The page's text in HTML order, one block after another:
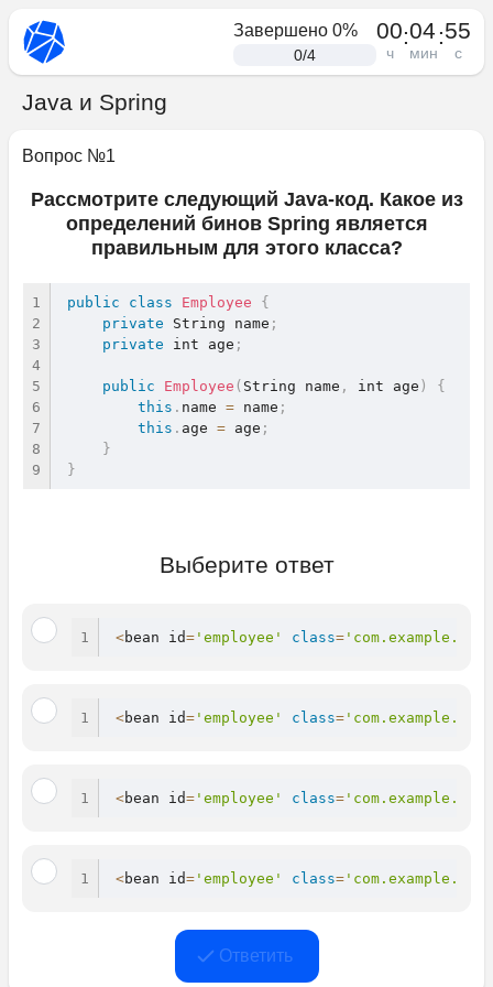
Завершено 0%
0/4
00
ч
:04
мин
:55
с
Java и Spring
Вопрос №1
Рассмотрите следующий Java-код. Какое из
определений бинов Spring является
правильным для этого класса?
public class Employee
{
private String name ;
private int age ;
public Employee ( String name , int age )
{
this . name = name ;
this . age = age ;
}
}
Выберите ответ
<bean id= 'employee' class=
<bean id= 'employee' class=
<bean id= 'employee' class=
<bean id= 'employee' class=
Ответить